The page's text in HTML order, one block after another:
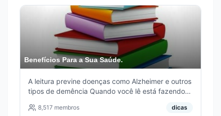
Benefícios Para a Sua Saúde.
A leitura previne doenças como Alzheimer e outros
tipos de demência Quando você lê está fazendo
academia: Reduz o estresse , incita diferentes
8,517 membros dicas